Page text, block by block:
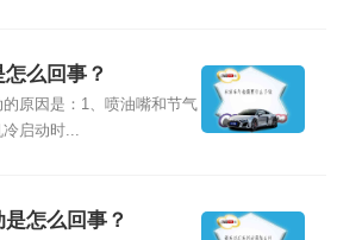
么回事？
原因是：1、喷油嘴和节气
启动时...
怎么回事？